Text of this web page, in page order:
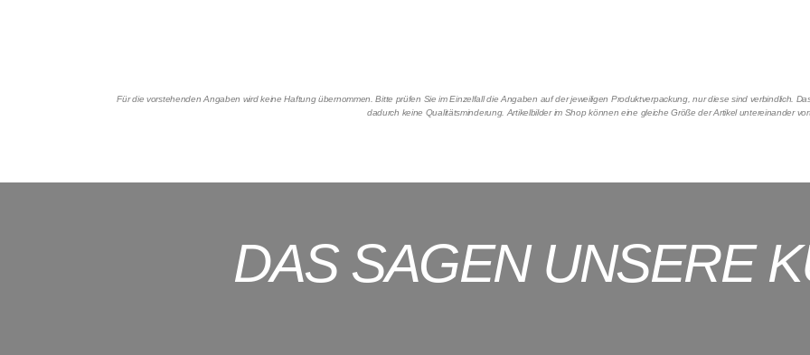
Für die vorstehenden Angaben wird keine Haftung übernommen. Bitte prüfen Sie im Einzelfall die Angaben auf der jeweiligen Produktverpackung, nur diese sind verbindlich.
dadurch keine Qualitätsminderung. Artikelbilder im Shop können eine gleiche Größe der Artikel untereinander
DAS SAGEN UNSERE